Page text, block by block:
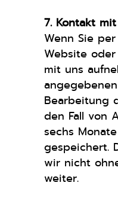
7. Kontakt
Wenn Sie
Website
mit uns
Bearbeitung
den Fall von
sechs
gespeichert.
wir nicht
weiter.